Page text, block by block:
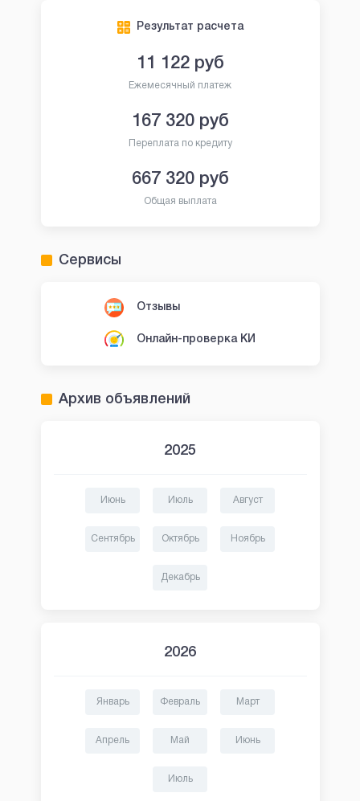
Результат расчета
11 122руб
Ежемесячный платеж
167 320руб
Переплата по кредиту
667 320руб
Общая выплата
Сервисы
Отзывы
Онлайн-проверка КИ
Архив объявлений
2025
Июнь Июль Август
Сентябрь Октябрь Ноябрь
Декабрь
2026
Январь Февраль Март
Апрель Май Июнь
Июль